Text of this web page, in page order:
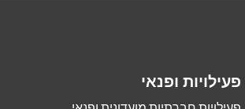
פעילויות ופנאי